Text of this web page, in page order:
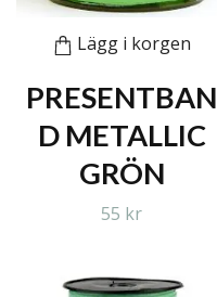
Lägg i korgen
PRESENTBAN
D METALLIC
GRÖN
55 kr